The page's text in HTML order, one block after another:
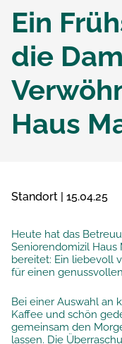
Ein
die
Haus
Standort | 15.04.25
Heute hat das
Seniorendomizil
bereitet: Ein liebevoll
für einen
Bei einer Auswahl an
Kaffee und schön
gemeinsam den
lassen. Die